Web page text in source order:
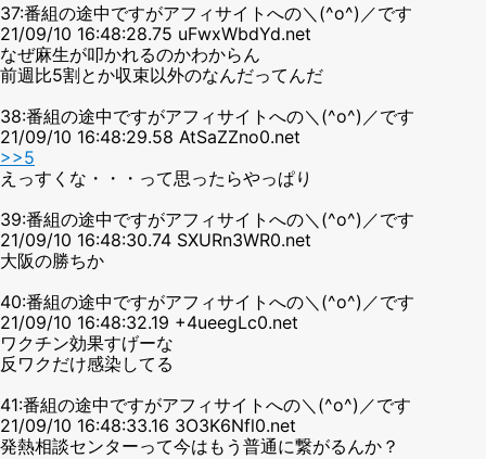
37:番組の途中ですがアフィサイトへの＼(^o^)／です
21/09/10 16:48:28.75 uFwxWbdYd.net
なぜ麻生が叩かれるのかわからん
前週比5割とか収束以外のなんだってんだ
38:番組の途中ですがアフィサイトへの＼(^o^)／です
21/09/10 16:48:29.58 AtSaZZno0.net
>>5
えっすくな・・・って思ったらやっぱり
39:番組の途中ですがアフィサイトへの＼(^o^)／です
21/09/10 16:48:30.74 SXURn3WR0.net
大阪の勝ちか
40:番組の途中ですがアフィサイトへの＼(^o^)／です
21/09/10 16:48:32.19 +4ueegLc0.net
ワクチン効果すげーな
反ワクだけ感染してる
41:番組の途中ですがアフィサイトへの＼(^o^)／です
21/09/10 16:48:33.16 3O3K6Nfl0.net
発熱相談センターって今はもう普通に繋がるんか？